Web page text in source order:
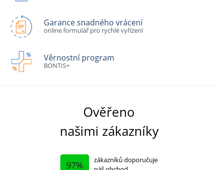
Garance snadného vrácení
online formulář pro rychlé vyřízení
Věrnostní program
BONTIS+
Ověřeno
našimi zákazníky
97%
zákazníků doporučuje